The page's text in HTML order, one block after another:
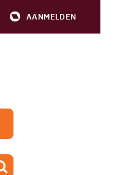
AANMELDEN